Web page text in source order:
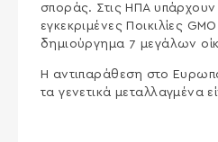
σποράς. Στις ΗΠΑ υπάρχουν
εγκεκριμένες Ποικιλίες
δημιούργημα 7 μεγάλων
Η αντιπαράθεση στο
τα γενετικά μεταλλαγμένα